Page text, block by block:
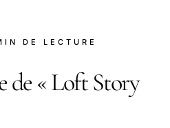
DE LECTURE
de « Loft Story